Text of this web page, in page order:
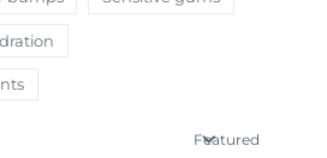
Featured
預計送達日期